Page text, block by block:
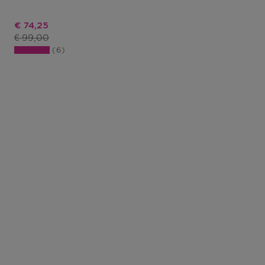
Kortingsprijs
€ 74,25
Productprijs
€ 99,00
6